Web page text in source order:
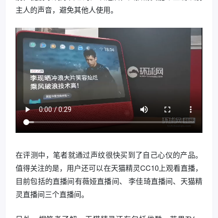
主人的声音，避免其他人使用。
在评测中，笔者就通过声纹很快买到了自己心仪的产品。
值得关注的是，用户还可以在天猫精灵CC10上观看直播，
目前包括的直播间有薇娅直播间、 李佳琦直播间、天猫精
灵直播间三个直播间。